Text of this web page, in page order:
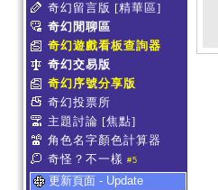
奇幻留言版 [精華區]
奇幻閒聊區
奇幻遊戲看板查詢器
奇幻交易版
奇幻序號分享版
奇幻投票所
主題討論 [焦點]
角色名字顏色計算器
奇怪？不一樣 #5
更新頁面 - Update